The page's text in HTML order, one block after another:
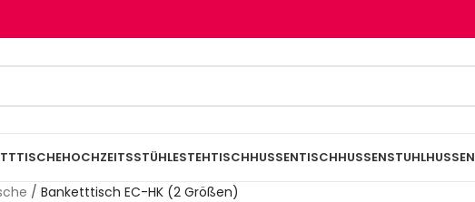
HOCHZEITSSTÜHLESTEHTISCHHUSSENTISCHHUSSENSTUHLHUSSEN
/ Banketttisch EC-HK (2 Größen)